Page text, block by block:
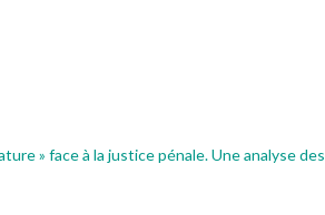
» face à la justice pénale. Une analyse des